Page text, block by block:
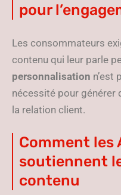
pour
Les consommateurs
contenu qui leur parle
personnalisation n’est
nécessité pour générer
la relation client.
Comment les
soutiennent
contenu